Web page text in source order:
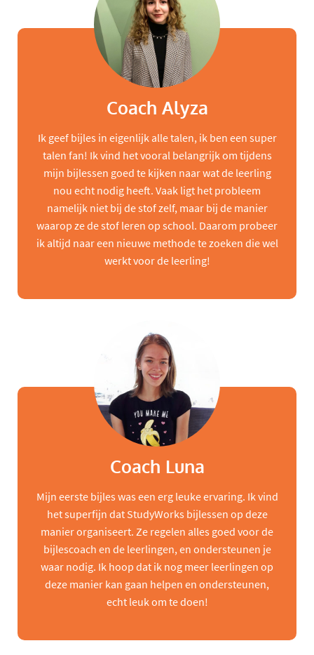
Coach Alyza
Ik geef bijles in eigenlijk alle talen, ik ben een super
talen fan! Ik vind het vooral belangrijk om tijdens
mijn bijlessen goed te kijken naar wat de leerling
nou echt nodig heeft. Vaak ligt het probleem
namelijk niet bij de stof zelf, maar bij de manier
waarop ze de stof leren op school. Daarom probeer
ik altijd naar een nieuwe methode te zoeken die wel
werkt voor de leerling!
Coach Luna
Mijn eerste bijles was een erg leuke ervaring. Ik vind
het superfijn dat StudyWorks bijlessen op deze
manier organiseert. Ze regelen alles goed voor de
bijlescoach en de leerlingen, en ondersteunen je
waar nodig. Ik hoop dat ik nog meer leerlingen op
deze manier kan gaan helpen en ondersteunen,
echt leuk om te doen!